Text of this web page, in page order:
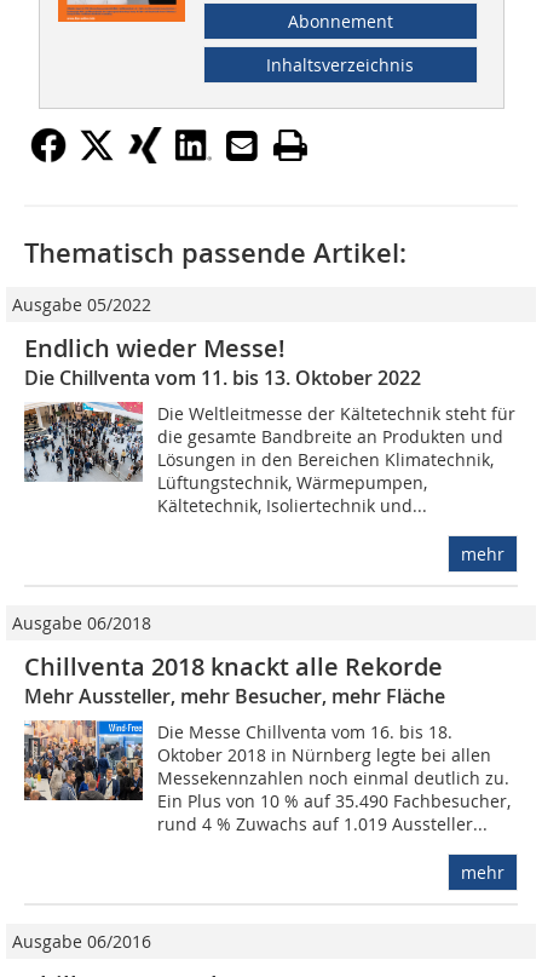
Abonnement
Inhaltsverzeichnis
Thematisch passende Artikel:
Ausgabe 05/2022
Endlich wieder Messe!
Die Chillventa vom 11. bis 13. Oktober 2022
Die Weltleitmesse der Kältetechnik steht für
die gesamte Bandbreite an Produkten und
Lösungen in den Bereichen Klimatechnik,
Lüftungstechnik, Wärmepumpen,
Kältetechnik, Isoliertechnik und...
mehr
Ausgabe 06/2018
Chillventa 2018 knackt alle Rekorde
Mehr Aussteller, mehr Besucher, mehr Fläche
Die Messe Chillventa vom 16. bis 18.
Oktober 2018 in Nürnberg legte bei allen
Messekennzahlen noch einmal deutlich zu.
Ein Plus von 10 % auf 35.490 Fachbesucher,
rund 4 % Zuwachs auf 1.019 Aussteller...
mehr
Ausgabe 06/2016